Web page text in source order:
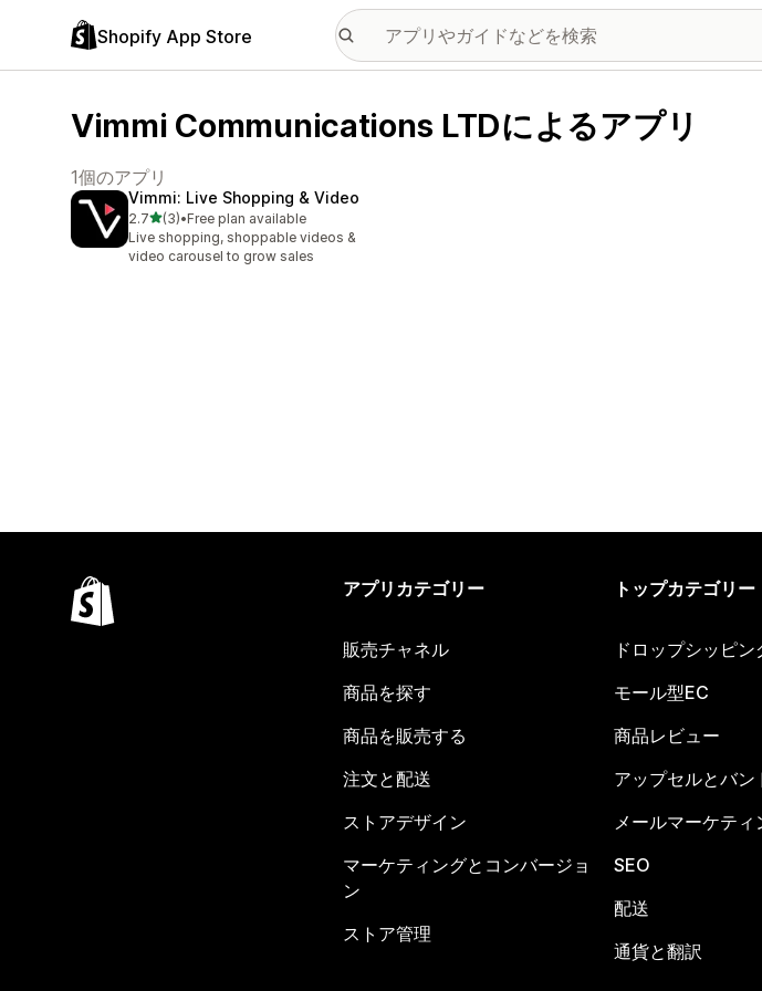
Shopify App Store
Vimmi Communications LTDによるアプリ
1個のアプリ
Vimmi: Live Shopping & Video
2.75つ星中
(3)
合計レビュー数：3件
•Free plan available
Live shopping, shoppable videos &
video carousel to grow sales
アプリカテゴリー
販売チャネル
商品を探す
商品を販売する
注文と配送
ストアデザイン
マーケティングとコンバージョ
ン
ストア管理
トップカテゴリー
ドロップシッピン
モール型EC
商品レビュー
アップセルとバン
メールマーケティ
SEO
配送
通貨と翻訳